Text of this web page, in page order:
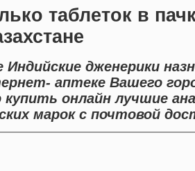
таблеток в
дженерики
аптеке Вашего
онлайн лучшие
марок с почтовой